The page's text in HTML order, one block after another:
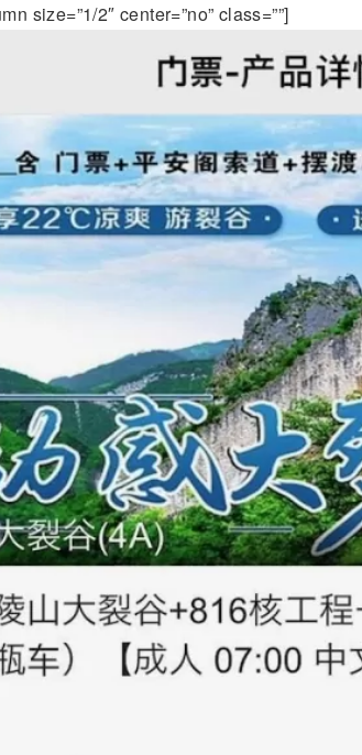
size=”1/2″ center=”no” class=””]